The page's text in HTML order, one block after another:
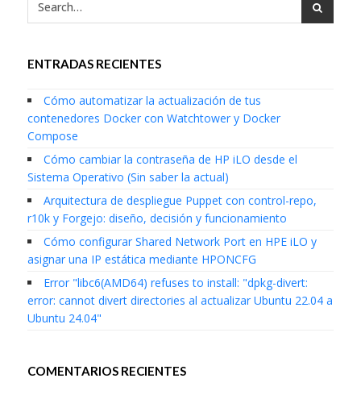
ENTRADAS RECIENTES
Cómo automatizar la actualización de tus
contenedores Docker con Watchtower y Docker
Compose
Cómo cambiar la contraseña de HP iLO desde el
Sistema Operativo (Sin saber la actual)
Arquitectura de despliegue Puppet con control-repo,
r10k y Forgejo: diseño, decisión y funcionamiento
Cómo configurar Shared Network Port en HPE iLO y
asignar una IP estática mediante HPONCFG
Error "libc6(AMD64) refuses to install: "dpkg-divert:
error: cannot divert directories al actualizar Ubuntu 22.04 a
Ubuntu 24.04"
COMENTARIOS RECIENTES